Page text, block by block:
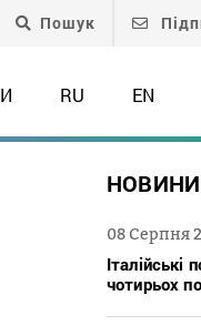
Пошук
RU EN
НОВИНИ
08 Серпня
Італійські
чотирьох